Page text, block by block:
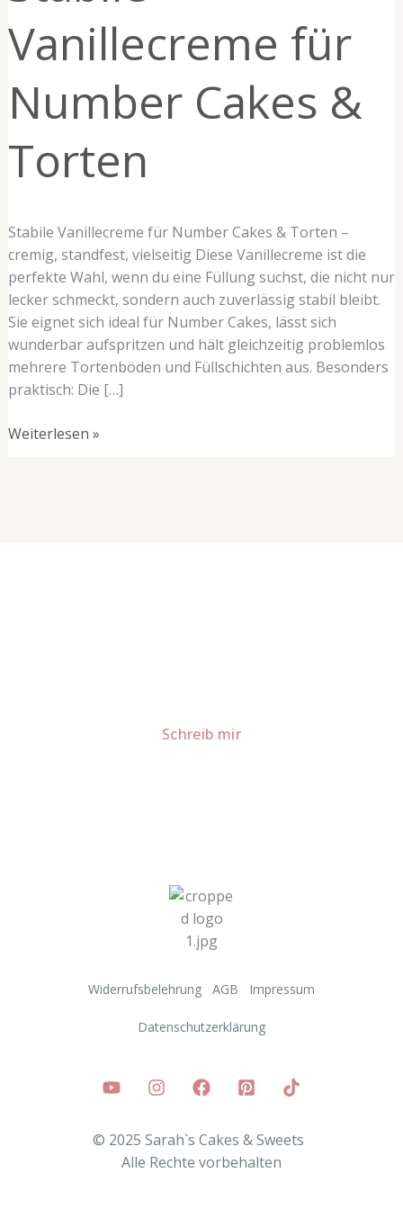
Vanillecreme für
Number Cakes &
Torten
Stabile Vanillecreme für Number Cakes & Torten –
cremig, standfest, vielseitig Diese Vanillecreme ist die
perfekte Wahl, wenn du eine Füllung suchst, die nicht nur
lecker schmeckt, sondern auch zuverlässig stabil bleibt.
Sie eignet sich ideal für Number Cakes, lässt sich
wunderbar aufspritzen und hält gleichzeitig problemlos
mehrere Tortenböden und Füllschichten aus. Besonders
praktisch: Die […]
Torten
Weiterlesen »
Schreib mir
Widerrufsbelehrung AGB Impressum
Datenschutzerklärung
© 2025 Sarah`s Cakes & Sweets
Alle Rechte vorbehalten